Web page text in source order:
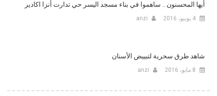
أيها المحسنون .. ساهموا في بناء مسجد اليسر حي تدارت أنزا اكادير
4 يونيو، 2016 anzi
شاهد طرق سحرية لتبييض الأسنان
8 مايو، 2016 anzi